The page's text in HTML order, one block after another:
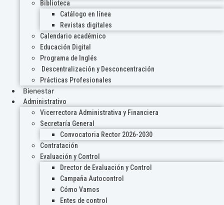
Biblioteca
Catálogo en línea
Revistas digitales
Calendario académico
Educación Digital
Programa de Inglés
Descentralización y Desconcentración
Prácticas Profesionales
Bienestar
Administrativo
Vicerrectora Administrativa y Financiera
Secretaría General
Convocatoria Rector 2026-2030
Contratación
Evaluación y Control
Drector de Evaluación y Control
Campaña Autocontrol
Cómo Vamos
Entes de control